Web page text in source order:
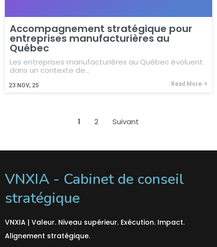
Accompagnement stratégique pour
entreprises manufacturières au
Québec
23 NOV, 25
Les entreprises manufacturières au Québec évoluent
dans un contexte de…
Read More
1 2 Suivant
VNXIA - Cabinet de conseil
stratégique
VNXIA | Valeur. Niveau supérieur. Exécution. Impact.
Alignement stratégique.